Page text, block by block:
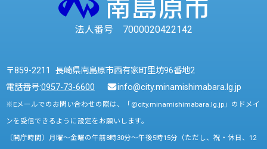
法人番号 7000020422142
〒859-2211 長崎県南島原市西有家町里坊96番地2
電話番号:0957-73-6600 info@city.minamishimabara.lg.jp
※Eメールでのお問い合わせの際は、「@city.minamishimabara.lg.jp」のドメイ
ンを受信できるように設定をお願いします。
〔開庁時間〕月曜～金曜の午前8時30分～午後5時15分（ただし、祝・休日、12